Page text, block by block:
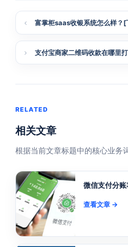
富掌柜saas收银系统怎么样？[
支付宝商家二维码收款在哪里
RELATED
相关文章
根据当前文章标题中的核心业务
微信支付分
查看文章 →